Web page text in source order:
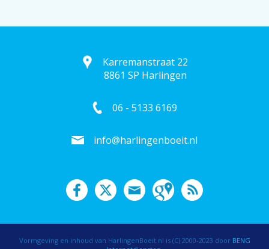
Karremanstraat 22
8861 SP Harlingen
06 - 5133 6169
info@harlingenboeit.nl
Vormgeving en inhoud van HarlingenBoeit.nl is (C) 2000-2023 door BENG